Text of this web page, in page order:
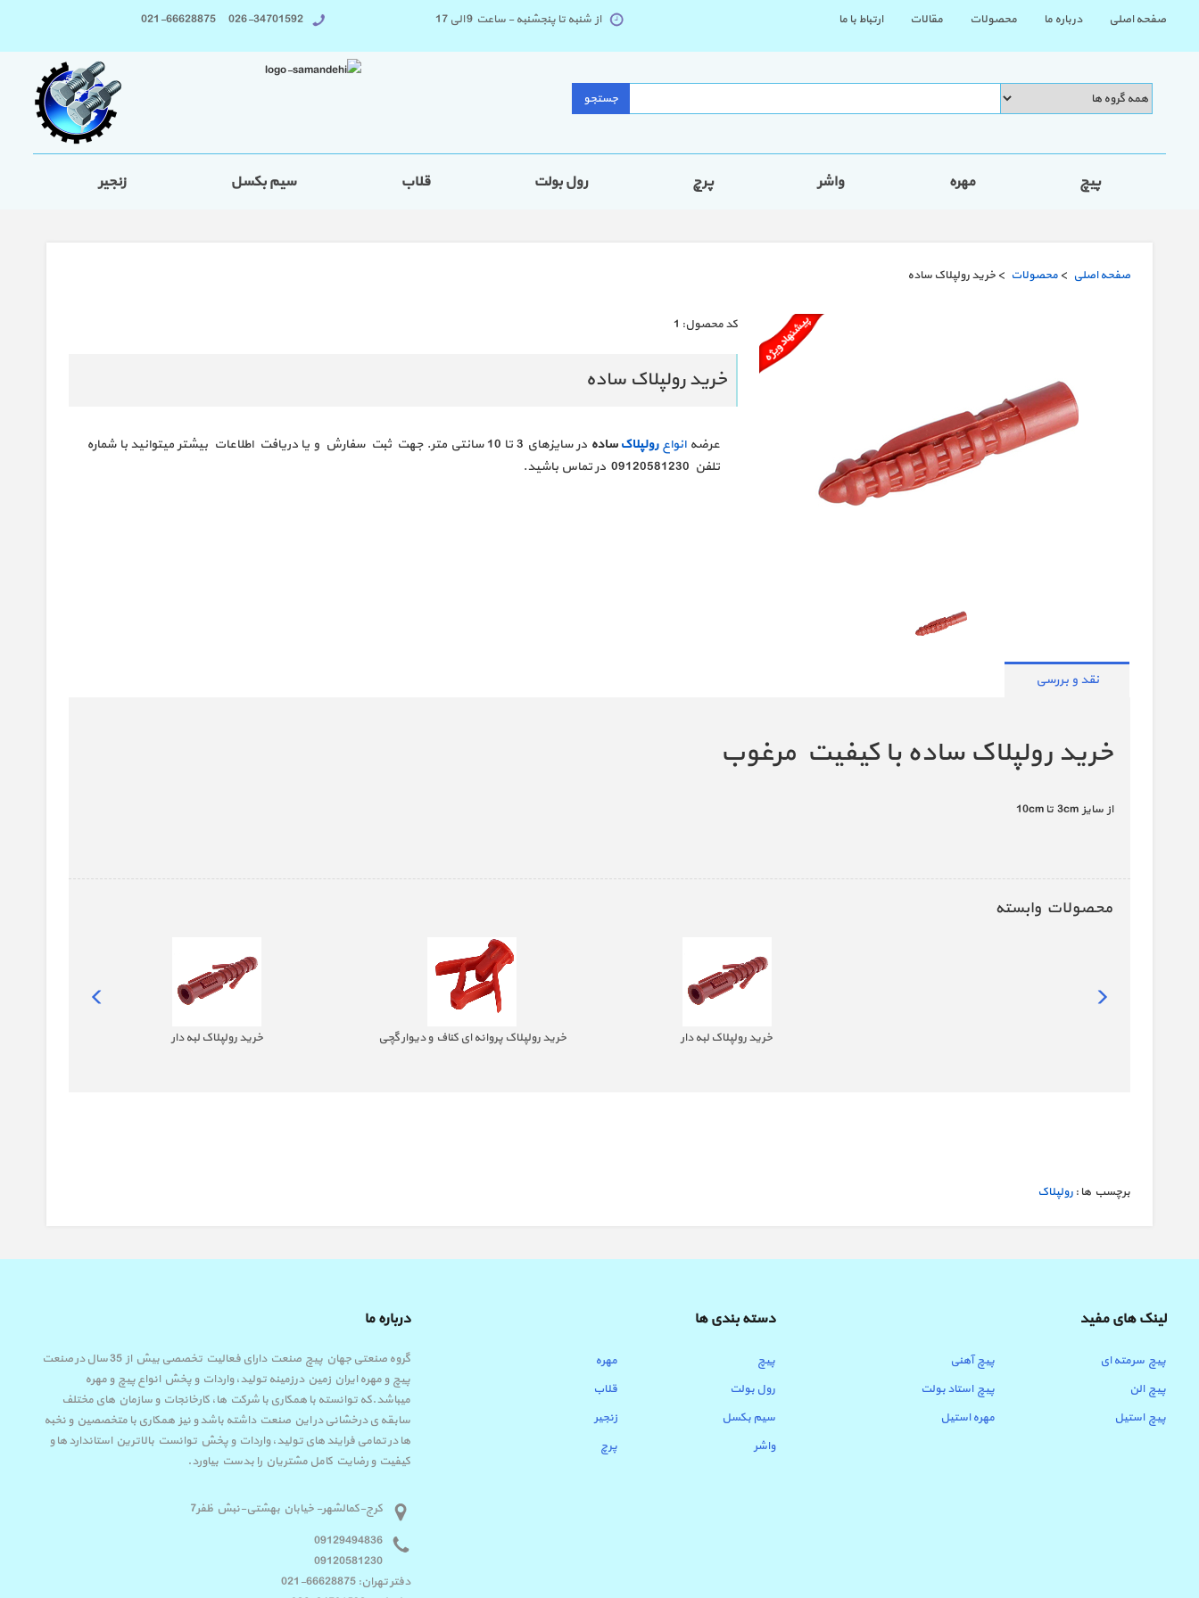
صفحه اصلی درباره ما محصولات مقالات ارتباط با ما 026-34701592 021-66628875 از شنبه تا پنجشنبه - ساعت 9 الی 17
جستجو
پیچ مهره واشر پرچ رول بولت قلاب سیم بکسل زنجیر
صفحه اصلی > محصولات > خرید رولپلاک ساده
كد محصول: 1
خرید رولپلاک ساده
عرضهانواعرولپلاکساده
در سایزهای 3 تا 10 سانتی متر. جهت ثبت سفارش و یا دریافت اطلاعات بیشتر میتوانید با شماره
تلفن 09120581230 در تماس باشید.
نقد و بررسی
خرید رولپلاک ساده با کیفیت مرغوب
از سایز 3cm تا 10cm
محصولات وابسته
خرید رولپلاک لبه دار خرید رولپلاک پروانه ای کناف و دیوار گچی خرید رولپلاک لبه دار
برچسب ها : رولپلاک
لینک های مفید
پیچ سرمته ای
پیچ آهنی
پیچ الن
پیچ استاد بولت
پیچ استیل
مهره استیل
دسته بندی ها
پیچ
مهره
رول بولت
قلاب
سیم بکسل
زنجیر
واشر
پرچ
درباره ما
گروه صنعتی جهان پیچ صنعت دارای فعالیت تخصصی بیش از 35 سال در صنعت
پیچ و مهره ایران زمین درزمینه تولید، واردات و پخش انواع پیچ و مهره
میباشد.که توانسته با همکاری با شرکت ها، کارخانجات و سازمان های مختلف
سابقه ی درخشانی در این صنعت داشته باشد و نیز همکاری با متخصصین و نخبه
ها در تمامی فرایند های تولید، واردات و پخش توانست بالاترین استاندارد ها و
کیفیت و رضایت کامل مشتریان را بدست بیاورد.
کرج-کمالشهر- خیابان بهشتی-نبش ظفر7
09129494836
09120581230
دفتر تهران: 66628875-021